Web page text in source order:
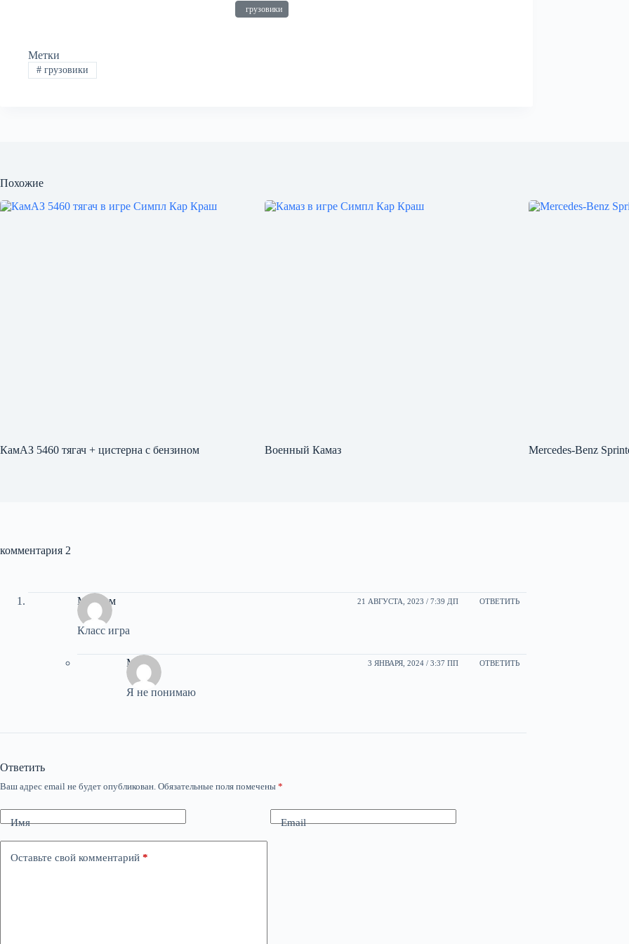
грузовики
Метки
#грузовики
Похожие
КамАЗ 5460 тягач + цистерна с бензином Военный Камаз Mercedes-Benz
комментария 2
Максим 21 АВГУСТА, 2023 / 7:39 ДП ОТВЕТИТЬ
Класс игра
Миша 3 ЯНВАРЯ, 2024 / 3:37 ПП ОТВЕТИТЬ
Я не понимаю
Ответить
Ваш адрес email не будет опубликован. Обязательные поля помечены *
Имя Email
Оставьте свой комментарий *